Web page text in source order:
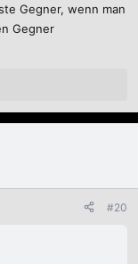
Gegner, wenn man
Gegner
#20